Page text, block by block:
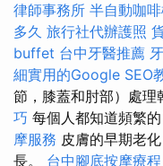
律師事務所 半自動咖
多久 旅行社代辦護照
buffet 台中牙醫推薦
細實用的Google SEO
節，膝蓋和肘部）處理
巧 每個人都知道頻繁
摩服務 皮膚的早期老
長。 台中腳底按摩療程